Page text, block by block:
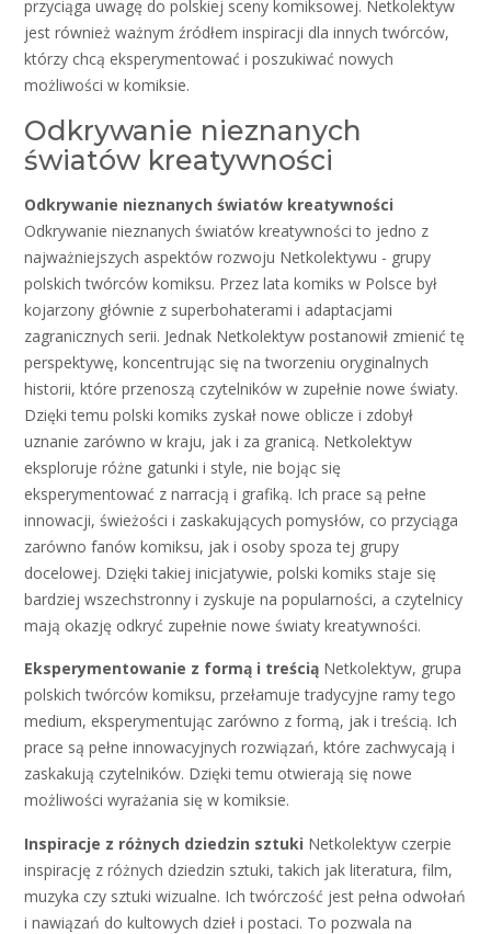
przyciąga uwagę do polskiej sceny komiksowej. Netkolektyw
jest również ważnym źródłem inspiracji dla innych twórców,
którzy chcą eksperymentować i poszukiwać nowych
możliwości w komiksie.
Odkrywanie nieznanych
światów kreatywności
Odkrywanie nieznanych światów kreatywności
Odkrywanie nieznanych światów kreatywności to jedno z
najważniejszych aspektów rozwoju Netkolektywu - grupy
polskich twórców komiksu. Przez lata komiks w Polsce był
kojarzony głównie z superbohaterami i adaptacjami
zagranicznych serii. Jednak Netkolektyw postanowił zmienić tę
perspektywę, koncentrując się na tworzeniu oryginalnych
historii, które przenoszą czytelników w zupełnie nowe światy.
Dzięki temu polski komiks zyskał nowe oblicze i zdobył
uznanie zarówno w kraju, jak i za granicą. Netkolektyw
eksploruje różne gatunki i style, nie bojąc się
eksperymentować z narracją i grafiką. Ich prace są pełne
innowacji, świeżości i zaskakujących pomysłów, co przyciąga
zarówno fanów komiksu, jak i osoby spoza tej grupy
docelowej. Dzięki takiej inicjatywie, polski komiks staje się
bardziej wszechstronny i zyskuje na popularności, a czytelnicy
mają okazję odkryć zupełnie nowe światy kreatywności.
Eksperymentowanie z formą i treścią Netkolektyw, grupa
polskich twórców komiksu, przełamuje tradycyjne ramy tego
medium, eksperymentując zarówno z formą, jak i treścią. Ich
prace są pełne innowacyjnych rozwiązań, które zachwycają i
zaskakują czytelników. Dzięki temu otwierają się nowe
możliwości wyrażania się w komiksie.
Inspiracje z różnych dziedzin sztuki Netkolektyw czerpie
inspirację z różnych dziedzin sztuki, takich jak literatura, film,
muzyka czy sztuki wizualne. Ich twórczość jest pełna odwołań
i nawiązań do kultowych dzieł i postaci. To pozwala na